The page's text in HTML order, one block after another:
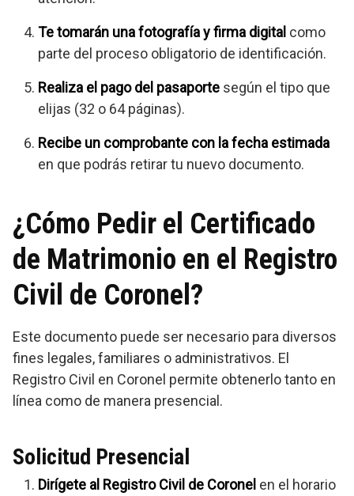
Te tomarán una fotografía y firma digital como
parte del proceso obligatorio de identificación.
Realiza el pago del pasaporte según el tipo que
elijas (32 o 64 páginas).
Recibe un comprobante con la fecha estimada
en que podrás retirar tu nuevo documento.
¿Cómo Pedir el Certificado
de Matrimonio en el Registro
Civil de Coronel?
Este documento puede ser necesario para diversos
fines legales, familiares o administrativos. El
Registro Civil en Coronel permite obtenerlo tanto en
línea como de manera presencial.
Solicitud Presencial
Dirígete al Registro Civil de Coronel en el horario